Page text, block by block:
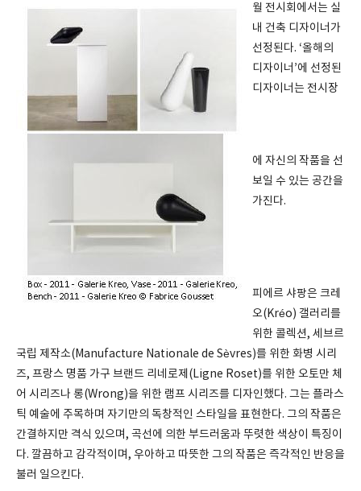
월 전시회에서는 실
내 건축 디자이너가
선정된다. ‘올해의
디자이너’에 선정된
디자이너는 전시장
에 자신의 작품을 선
보일 수 있는 공간을
가진다.
피에르 샤팡은 크레
오(Kréo) 갤러리를
위한 콜렉션, 세브르
국립 제작소(Manufacture Nationale de Sèvres)를 위한 화병 시리
즈, 프랑스 명품 가구 브랜드 리네로제(Ligne Roset)를 위한 오토만 체
어 시리즈나 롱(Wrong)을 위한 램프 시리즈를 디자인했다. 그는 플라스
틱 예술에 주목하며 자기만의 독창적인 스타일을 표현한다. 그의 작품은
간결하지만 격식 있으며, 곡선에 의한 부드러움과 뚜렷한 색상이 특징이
다. 깔끔하고 감각적이며, 우아하고 따뜻한 그의 작품은 즉각적인 반응을
불러 일으킨다.